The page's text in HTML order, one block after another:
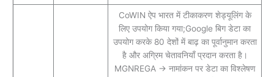
CoWIN ऐप भारत में टीकाकरण शेड्यूलिंग के
लिए उपयोग किया गया;Google बिग डेटा का
उपयोग करके 80 देशों में बाढ़ का पूर्वानुमान करता
है और अग्रिम चेतावनियाँ प्रदान करता है।
MGNREGA → नामांकन पर डेटा का विश्लेषण